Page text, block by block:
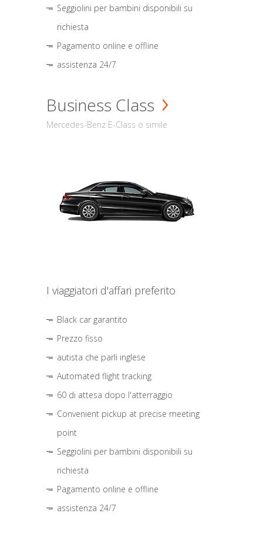
Seggiolini per bambini disponibili su
richiesta
Pagamento online e offline
assistenza 24/7
Business Class
Mercedes-Benz E-Class o simile
I viaggiatori d'affari preferito
Black car garantito
Prezzo fisso
autista che parli inglese
Automated flight tracking
60 di attesa dopo l'atterraggio
Convenient pickup at precise meeting
point
Seggiolini per bambini disponibili su
richiesta
Pagamento online e offline
assistenza 24/7